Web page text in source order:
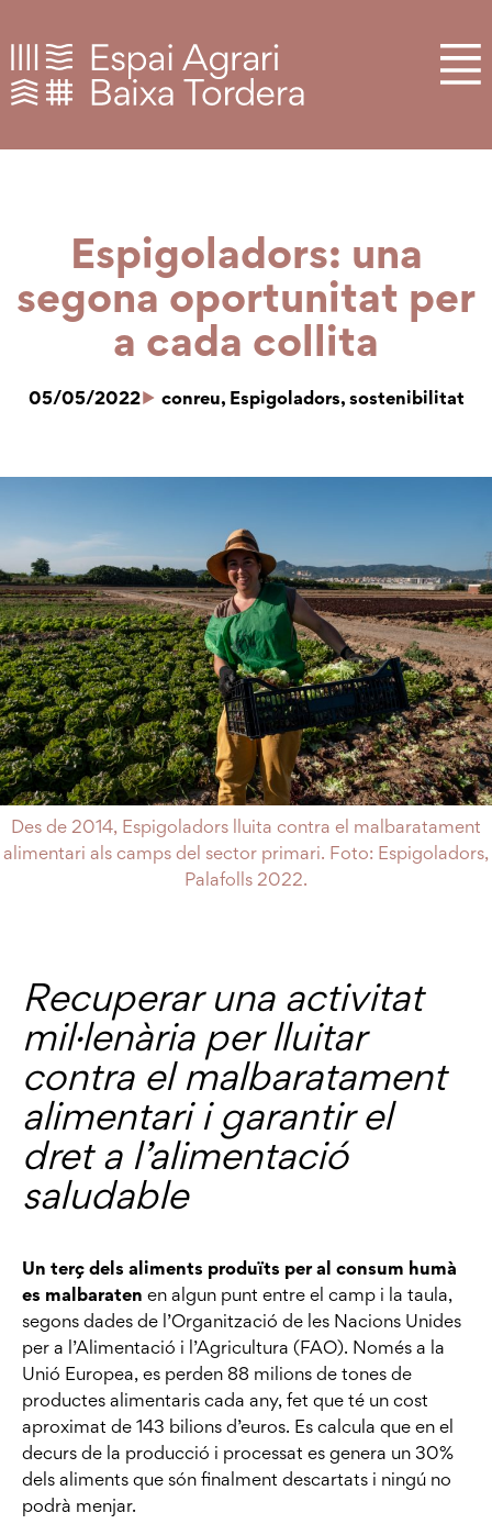
Espigoladors: una
segona oportunitat per
a cada collita
05/05/2022 conreu, Espigoladors, sostenibilitat
Des de 2014, Espigoladors lluita contra el malbaratament
alimentari als camps del sector primari. Foto: Espigoladors,
Palafolls 2022.
Recuperar una activitat
mil·lenària per lluitar
contra el malbaratament
alimentari i garantir el
dret a l’alimentació
saludable
Un terç dels aliments produïts per al consum humà
es malbaraten en algun punt entre el camp i la taula,
segons dades de l’Organització de les Nacions Unides
per a l’Alimentació i l’Agricultura (FAO). Només a la
Unió Europea, es perden 88 milions de tones de
productes alimentaris cada any, fet que té un cost
aproximat de 143 bilions d’euros. Es calcula que en el
decurs de la producció i processat es genera un 30%
dels aliments que són finalment descartats i ningú no
podrà menjar.